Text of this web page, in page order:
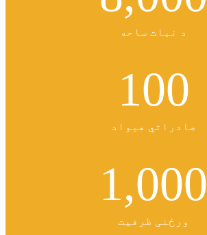
د نبات ساحه
100
صادراتي هیواد
1,000
ورځنی ظرفیت